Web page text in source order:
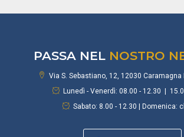
PASSA NEL NOSTRO
Via S. Sebastiano, 12, 12030 Caramagna
Lunedì - Venerdì: 08.00 - 12.30 |
Sabato: 8.00 - 12.30 | Domenica: